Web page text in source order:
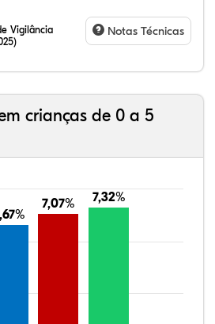
Vigilância
Notas Técnicas
crianças de 0 a 5
7,07%
7,07% 7,32%
7,32%